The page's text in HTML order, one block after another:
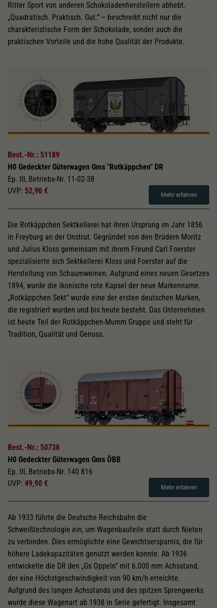
Ritter Sport von anderen Schokoladenherstellern abhebt.
„Quadratisch. Praktisch. Gut.“ – beschreibt nicht nur die
charakteristische Form der Schokolade, sonder auch die
praktischen Vorteile und die hohe Qualität der Produkte.
Best.-Nr.: 51189
H0 Gedeckter Güterwagen Gms "Rotkäppchen" DR
Ep. III, Betriebs-Nr. 11-02-38
UVP: 52,90 € Mehr erfahren
Die Rotkäppchen Sektkellerei hat ihren Ursprung im Jahr 1856
in Freyburg an der Unstrut. Gegründet von den Brüdern Moritz
und Julius Kloss gemeinsam mit ihrem Freund Carl Foerster
spezialisierte sich Sektkellerei Kloss und Foerster auf die
Herstellung von Schaumweinen. Aufgrund eines neuen Gesetzes
1894, wurde die ikonische rote Kapsel der neue Markenname.
„Rotkäppchen Sekt“ wurde eine der ersten deutschen Marken,
die registriert wurden und bis heute besteht. Das Unternehmen
ist heute Teil der Rotkäppchen-Mumm Gruppe und steht für
Tradition, Qualität und Genuss.
Best.-Nr.: 50738
H0 Gedeckter Güterwagen Gms ÖBB
Ep. III, Betriebs-Nr. 140 816
UVP: 49,90 € Mehr erfahren
Ab 1933 führte die Deutsche Reichsbahn die
Schweißtechnologie ein, um Wagenbauteile statt durch Nieten
zu verbinden. Dies ermöglichte eine Gewichtsersparnis, die für
höhere Ladekapazitäten genutzt werden konnte. Ab 1936
entwickelte die DR den „Gs Oppeln“ mit 6.000 mm Achsstand,
der eine Höchstgeschwindigkeit von 90 km/h erreichte.
Aufgrund des langen Achsstands und des spitzen Sprengwerks
wurde diese Wagenart ab 1938 in Serie gefertigt. Insgesamt